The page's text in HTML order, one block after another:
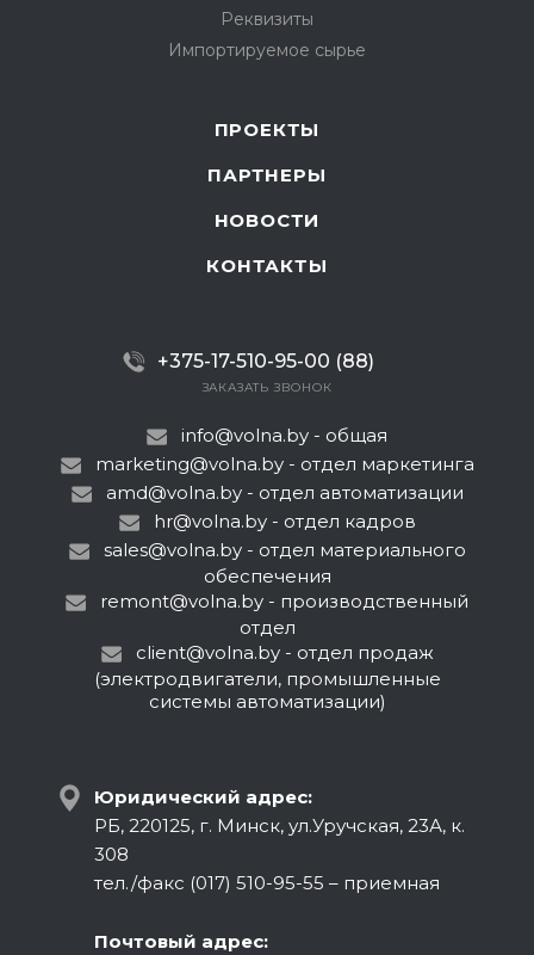
Реквизиты
Импортируемое сырье
ПРОЕКТЫ
ПАРТНЕРЫ
НОВОСТИ
КОНТАКТЫ
+375-17-510-95-00 (88)
ЗАКАЗАТЬ ЗВОНОК
info@volna.by - общая
marketing@volna.by- отдел маркетинга
amd@volna.by- отдел автоматизации
hr@volna.by- отдел кадров
sales@volna.by- отдел материального
обеспечения
remont@volna.by - производственный
отдел
client@volna.by- отдел продаж
(электродвигатели, промышленные
системы автоматизации)
Юридический адрес:
РБ, 220125, г. Минск, ул.Уручская, 23А, к.
308
тел./факс (017) 510-95-55 – приемная
Почтовый адрес: